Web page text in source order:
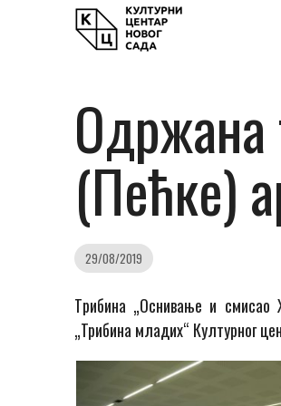
Одржана
(Пећке)
29/08/2019
Tрибина „Оснивање и смисао
„Трибина младих“ Културног